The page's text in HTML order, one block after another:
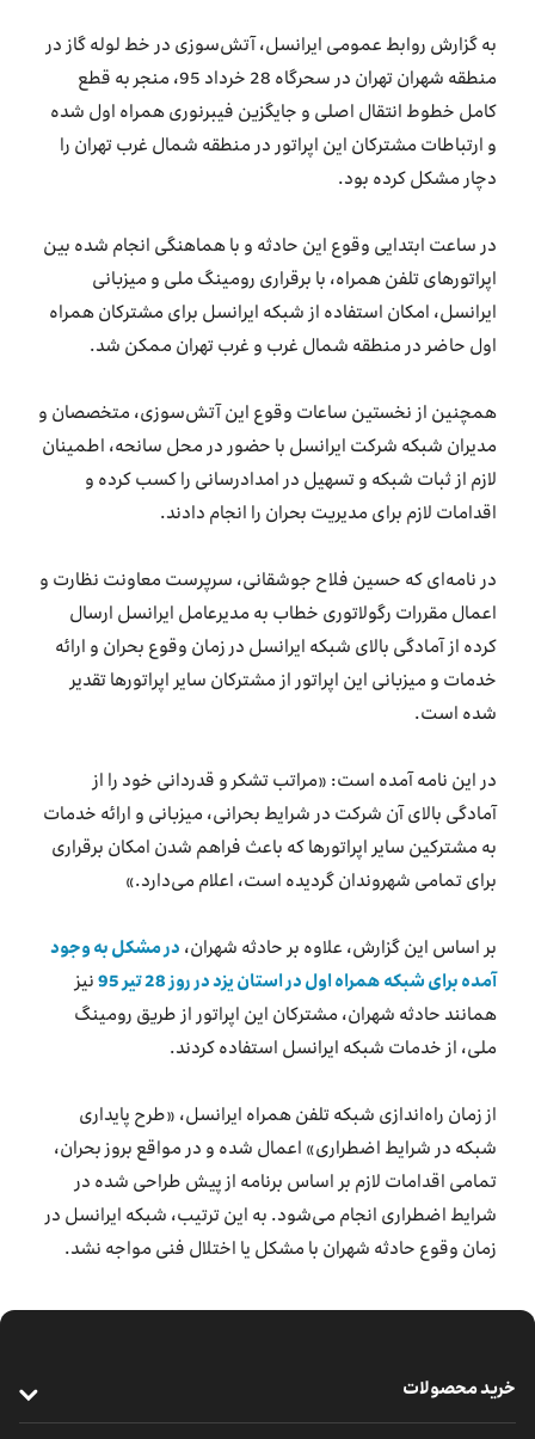
به گزارش روابط عمومی ایرانسل، آتش‌سوزی در خط لوله گاز در
منطقه شهران تهران در سحرگاه 28 خرداد 95، منجر به قطع
کامل خطوط انتقال اصلی و جایگزین فیبرنوری همراه اول شده
و ارتباطات مشترکان این اپراتور در منطقه شمال غرب تهران را
دچار مشکل کرده بود.
در ساعت ابتدایی وقوع این حادثه و با هماهنگی انجام شده بین
اپراتورهای تلفن همراه، با برقراری رومینگ ملی و میزبانی
ایرانسل، امکان استفاده از شبکه ایرانسل برای مشترکان همراه
اول حاضر در منطقه شمال غرب و غرب تهران ممکن شد.
همچنین از نخستین ساعات وقوع این آتش‌سوزی، متخصصان و
مدیران شبکه شرکت ایرانسل با حضور در محل سانحه، اطمینان
لازم از ثبات شبکه و تسهیل در امدادرسانی را کسب کرده و
اقدامات لازم برای مدیریت بحران را انجام دادند.
در نامه‌ای که حسین فلاح جوشقانی، سرپرست معاونت نظارت و
اعمال مقررات رگولاتوری خطاب به مدیرعامل ایرانسل ارسال
کرده از آمادگی بالای شبکه ایرانسل در زمان وقوع بحران و ارائه
خدمات و میزبانی این اپراتور از مشترکان سایر اپراتورها تقدیر
شده است.
در این نامه آمده است: «مراتب تشکر و قدردانی خود را از
آمادگی بالای آن شرکت در شرایط بحرانی، میزبانی و ارائه خدمات
به مشترکین سایر اپراتورها که باعث فراهم شدن امکان برقراری
برای تمامی شهروندان گردیده است، اعلام می‌دارد.»
بر اساس این گزارش، علاوه بر حادثه شهران، در مشکل به وجود
آمده برای شبکه همراه اول در استان یزد در روز 28 تیر 95
نیز
همانند حادثه شهران، مشترکان این اپراتور از طریق رومینگ
ملی، از خدمات شبکه ایرانسل استفاده کردند.
از زمان راه‌اندازی شبکه تلفن همراه ایرانسل، «طرح پایداری
شبکه در شرایط اضطراری» اعمال شده و در مواقع بروز بحران،
تمامی اقدامات لازم بر اساس برنامه از پیش طراحی شده در
شرایط اضطراری انجام می‌شود. به این ترتیب، شبکه ایرانسل در
زمان وقوع حادثه شهران با مشکل یا اختلال فنی مواجه نشد.
خرید محصولات